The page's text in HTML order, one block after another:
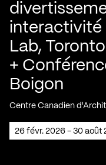
interactivité
Lab,
+
Boigon
Centre Canadien
26 févr. 2026 - 30 août